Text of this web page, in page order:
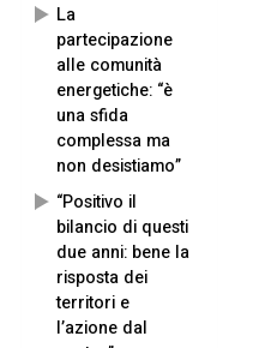
La
partecipazione
alle comunità
energetiche: “è
una sfida
complessa ma
non desistiamo”
“Positivo il
bilancio di questi
due anni: bene la
risposta dei
territori e
l’azione dal